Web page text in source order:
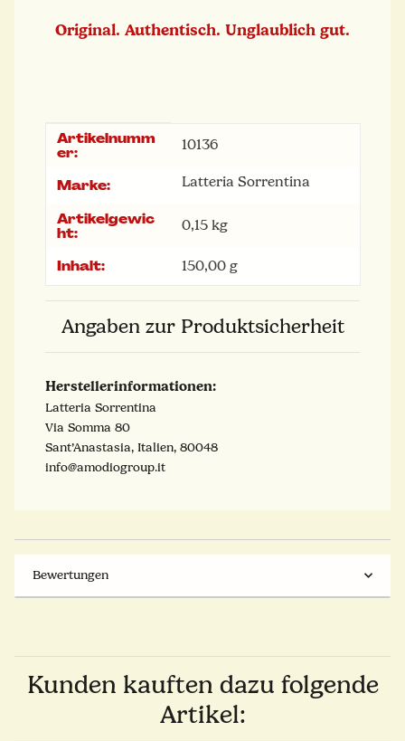
Original. Authentisch. Unglaublich gut.
Produkteigenschaft
Wert
Artikelnumm
er:
10136
Marke: Latteria Sorrentina
Artikelgewic
ht:
0,15 kg
Inhalt: 150,00 g
Angaben zur Produktsicherheit
Herstellerinformationen:
Latteria Sorrentina
Via Somma 80
Sant’Anastasia, Italien, 80048
info@amodiogroup.it
Bewertungen
Kunden kauften dazu folgende
Artikel: